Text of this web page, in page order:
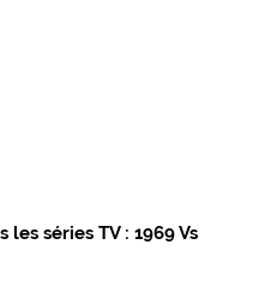
séries TV : 1969 Vs